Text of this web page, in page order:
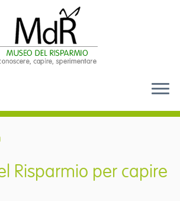
Risparmio per capire